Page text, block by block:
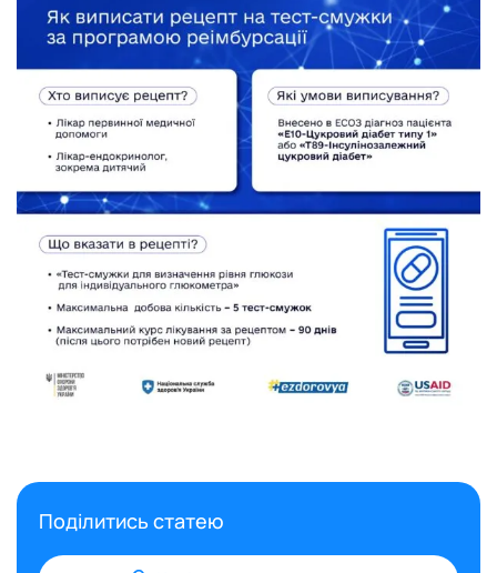
Поділитись статею